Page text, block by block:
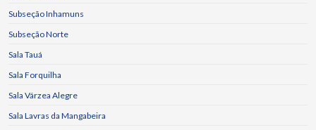
Subseção Inhamuns
Subseção Norte
Sala Tauá
Sala Forquilha
Sala Várzea Alegre
Sala Lavras da Mangabeira